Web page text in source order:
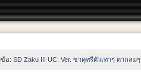
ข้อ:SD Zaku III UC. Ver. ซาคุทรีตัวเทาๆ ตากลมๆ